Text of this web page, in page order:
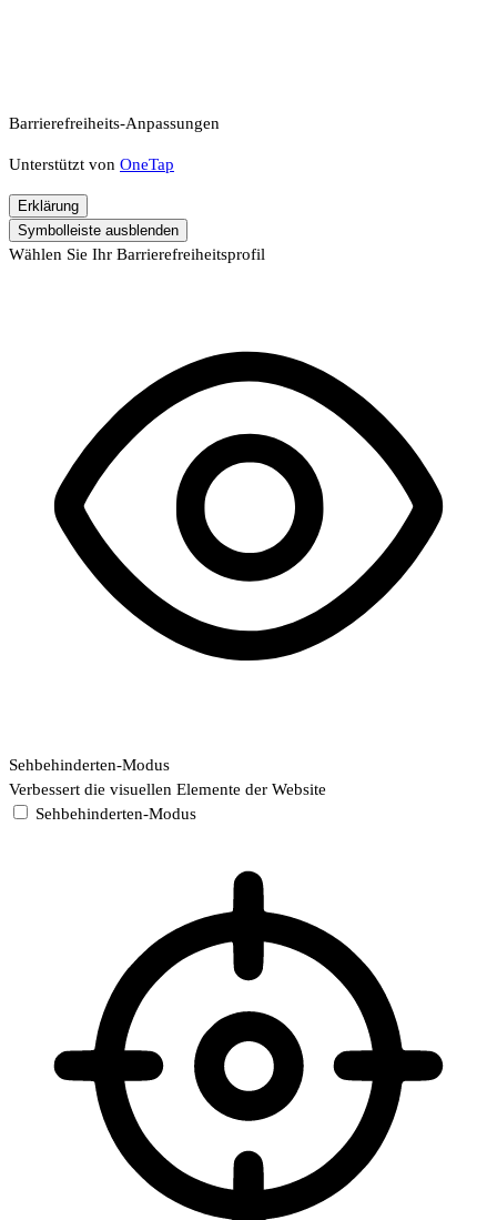
Barrierefreiheits-Anpassungen
Unterstützt von OneTap
Erklärung
Symbolleiste ausblenden
Wählen Sie Ihr Barrierefreiheitsprofil
Sehbehinderten-Modus
Verbessert die visuellen Elemente der Website
Sehbehinderten-Modus